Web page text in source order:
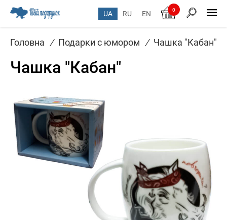
UA RU EN 0
Головна / Подарки с юмором / Чашка "Кабан"
Чашка "Кабан"